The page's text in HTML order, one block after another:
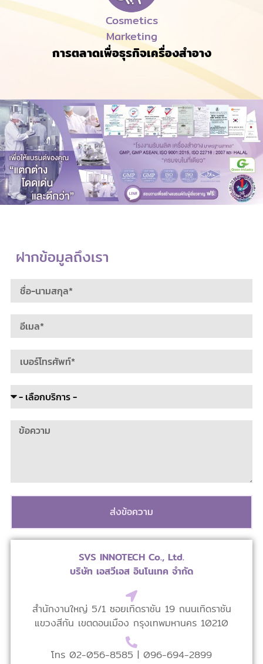
Cosmetics
Marketing
การตลาดเพื่อธุรกิจเครื่องสำอาง
ฝากข้อมูลถึงเรา
ส่งข้อความ
SVS INNOTECH Co., Ltd.
บริษัท เอสวีเอส อินโนเทค จำกัด
สำนักงานใหญ่ 5/1 ซอยเทิดราชัน 19 ถนนเทิดราชัน
แขวงสีกัน เขตดอนเมือง กรุงเทพมหานคร 10210
โทร 02-056-8585 | 096-694-2899